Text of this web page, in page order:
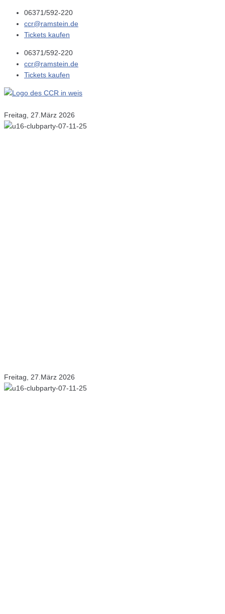
06371/592-220
ccr@ramstein.de
Tickets kaufen
06371/592-220
ccr@ramstein.de
Tickets kaufen
Freitag, 27.März 2026
Freitag, 27.März 2026